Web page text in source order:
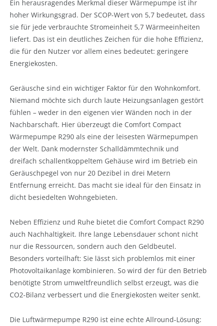
Ein herausragendes Merkmal dieser Wärmepumpe ist ihr
hoher Wirkungsgrad. Der SCOP-Wert von 5,7 bedeutet, dass
sie für jede verbrauchte Stromeinheit 5,7 Wärmeeinheiten
liefert. Das ist ein deutliches Zeichen für die hohe Effizienz,
die für den Nutzer vor allem eines bedeutet: geringere
Energiekosten.
Geräusche sind ein wichtiger Faktor für den Wohnkomfort.
Niemand möchte sich durch laute Heizungsanlagen gestört
fühlen – weder in den eigenen vier Wänden noch in der
Nachbarschaft. Hier überzeugt die Comfort Compact
Wärmepumpe R290 als eine der leisesten Wärmepumpen
der Welt. Dank modernster Schalldämmtechnik und
dreifach schallentkoppeltem Gehäuse wird im Betrieb ein
Geräuschpegel von nur 20 Dezibel in drei Metern
Entfernung erreicht. Das macht sie ideal für den Einsatz in
dicht besiedelten Wohngebieten.
Neben Effizienz und Ruhe bietet die Comfort Compact R290
auch Nachhaltigkeit. Ihre lange Lebensdauer schont nicht
nur die Ressourcen, sondern auch den Geldbeutel.
Besonders vorteilhaft: Sie lässt sich problemlos mit einer
Photovoltaikanlage kombinieren. So wird der für den Betrieb
benötigte Strom umweltfreundlich selbst erzeugt, was die
CO2-Bilanz verbessert und die Energiekosten weiter senkt.
Die Luftwärmepumpe R290 ist eine echte Allround-Lösung: